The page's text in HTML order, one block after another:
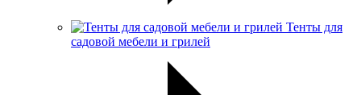
Тенты для
садовой мебели и грилей